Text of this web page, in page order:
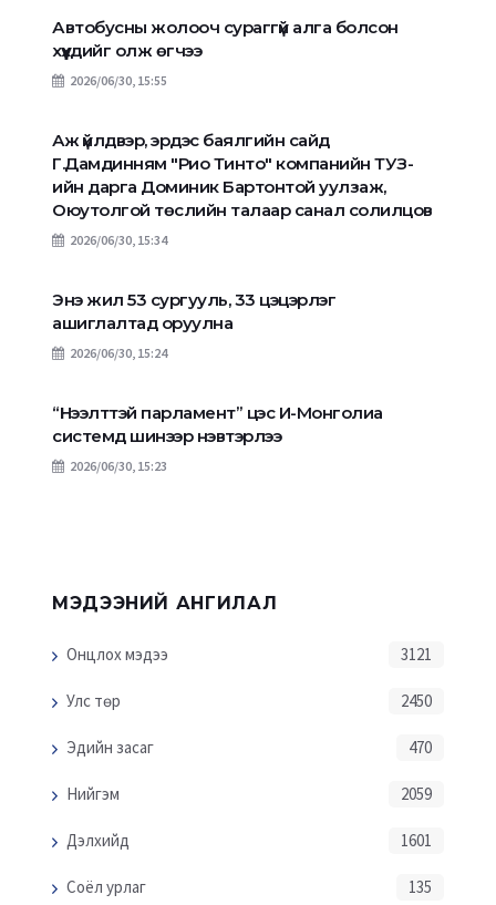
Автобусны жолооч сураггүй алга болсон
хүүхдийг олж өгчээ
2026/06/30, 15:55
Аж үйлдвэр, эрдэс баялгийн сайд
Г.Дамдинням "Рио Тинто" компанийн ТУЗ-
ийн дарга Доминик Бартонтой уулзаж,
Оюутолгой төслийн талаар санал солилцов
2026/06/30, 15:34
Энэ жил 53 сургууль, 33 цэцэрлэг
ашиглалтад оруулна
2026/06/30, 15:24
“Нээлттэй парламент” цэс И-Монголиа
системд шинээр нэвтэрлээ
2026/06/30, 15:23
МЭДЭЭНИЙ АНГИЛАЛ
Онцлох мэдээ 3121
Улс төр 2450
Эдийн засаг 470
Нийгэм 2059
Дэлхийд 1601
Соёл урлаг 135